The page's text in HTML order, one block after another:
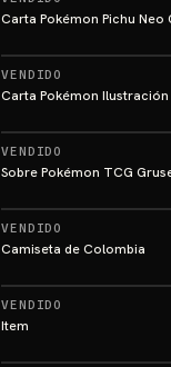
Carta Pokémon Pichu Neo
VENDIDO
Carta Pokémon
VENDIDO
Sobre Pokémon TCG
VENDIDO
Camiseta de Colombia
VENDIDO
Item